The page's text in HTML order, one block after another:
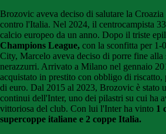
Brozovic aveva deciso di salutare la Croazia
contro l'Italia. Nel 2024, il centrocampista
calcio europeo da un anno. Dopo il triste
Champions League, con la sconfitta per 1-
City, Marcelo aveva deciso di porre fine alla
nerazzurri. Arrivato a Milano nel gennaio
acquistato in prestito con obbligo di
di euro. Dal 2015 al 2023, Brozovic è stato
continui dell'Inter, uno dei pilastri su cui ha
vittoriosa del club. Con lui l'Inter ha vinto 1
supercoppe italiane e 2 coppe Italia.